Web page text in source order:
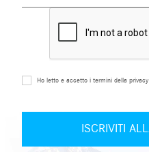
Ho letto e accetto i termini della privacy